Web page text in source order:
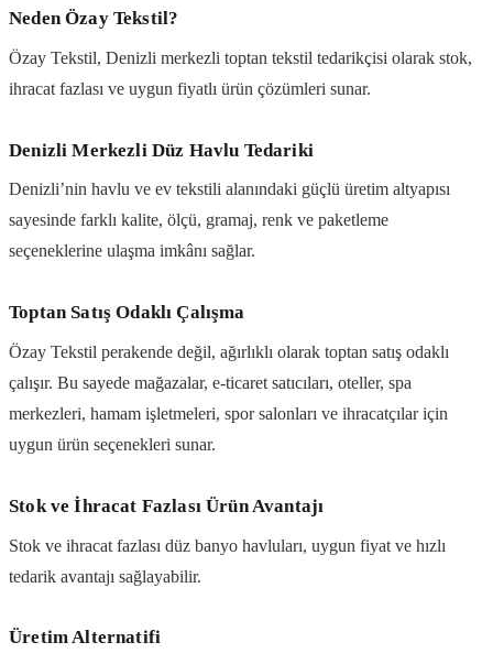
Neden Özay Tekstil?
Özay Tekstil, Denizli merkezli toptan tekstil tedarikçisi olarak stok,
ihracat fazlası ve uygun fiyatlı ürün çözümleri sunar.
Denizli Merkezli Düz Havlu Tedariki
Denizli’nin havlu ve ev tekstili alanındaki güçlü üretim altyapısı
sayesinde farklı kalite, ölçü, gramaj, renk ve paketleme
seçeneklerine ulaşma imkânı sağlar.
Toptan Satış Odaklı Çalışma
Özay Tekstil perakende değil, ağırlıklı olarak toptan satış odaklı
çalışır. Bu sayede mağazalar, e-ticaret satıcıları, oteller, spa
merkezleri, hamam işletmeleri, spor salonları ve ihracatçılar için
uygun ürün seçenekleri sunar.
Stok ve İhracat Fazlası Ürün Avantajı
Stok ve ihracat fazlası düz banyo havluları, uygun fiyat ve hızlı
tedarik avantajı sağlayabilir.
Üretim Alternatifi